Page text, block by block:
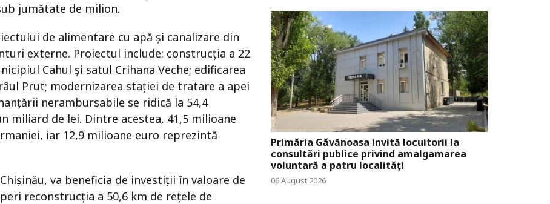
jumătate de milion.
de alimentare cu apă și canalizare din
externe. Proiectul include: construcția a 22
Cahul și satul Crihana Veche; edificarea
Prut; modernizarea stației de tratare a apei
nerambursabile se ridică la 54,4
miliard de lei. Dintre acestea, 41,5 milioane
iar 12,9 milioane euro reprezintă
va beneficia de investiții în valoare de
reconstrucția a 50,6 km de rețele de
Primăria Găvănoasa invită locuitorii la
consultări publice privind amalgamarea
voluntară a patru localități
06 August 2026